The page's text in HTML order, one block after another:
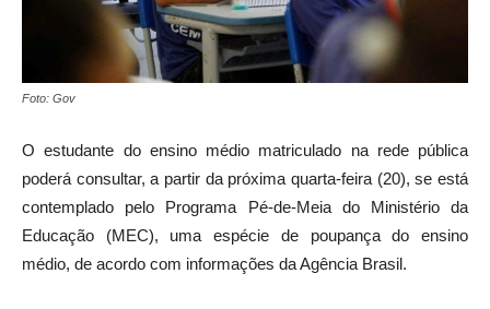
Foto: Gov
O estudante do ensino médio matriculado na rede pública
poderá consultar, a partir da próxima quarta-feira (20), se está
contemplado pelo Programa Pé-de-Meia do Ministério da
Educação (MEC), uma espécie de poupança do ensino
médio, de acordo com informações da Agência Brasil.